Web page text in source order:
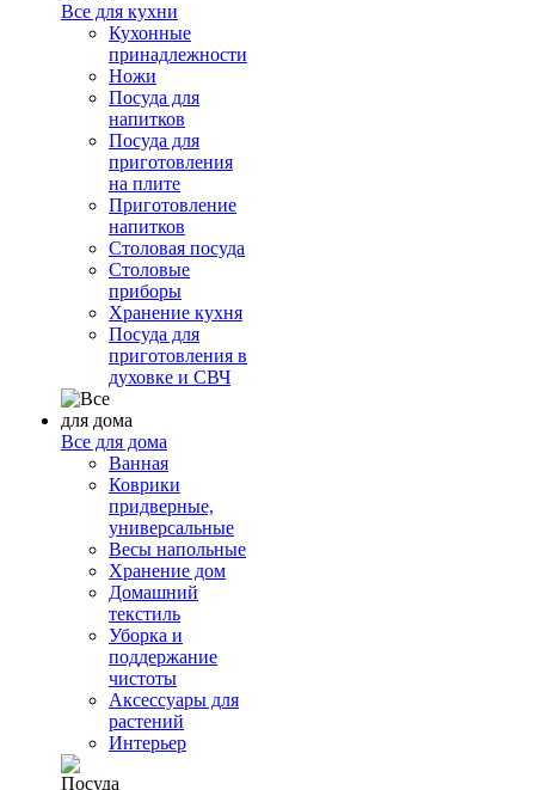
Все для кухни
Кухонные
принадлежности
Ножи
Посуда для
напитков
Посуда для
приготовления
на плите
Приготовление
напитков
Столовая посуда
Столовые
приборы
Хранение кухня
Посуда для
приготовления в
духовке и СВЧ
Все для дома
Ванная
Коврики
придверные,
универсальные
Весы напольные
Хранение дом
Домашний
текстиль
Уборка и
поддержание
чистоты
Аксессуары для
растений
Интерьер